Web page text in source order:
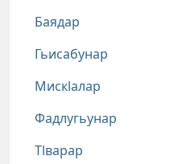
Баядар
Гьисабунар
Мискlалар
Фадлугьунар
Тlварар